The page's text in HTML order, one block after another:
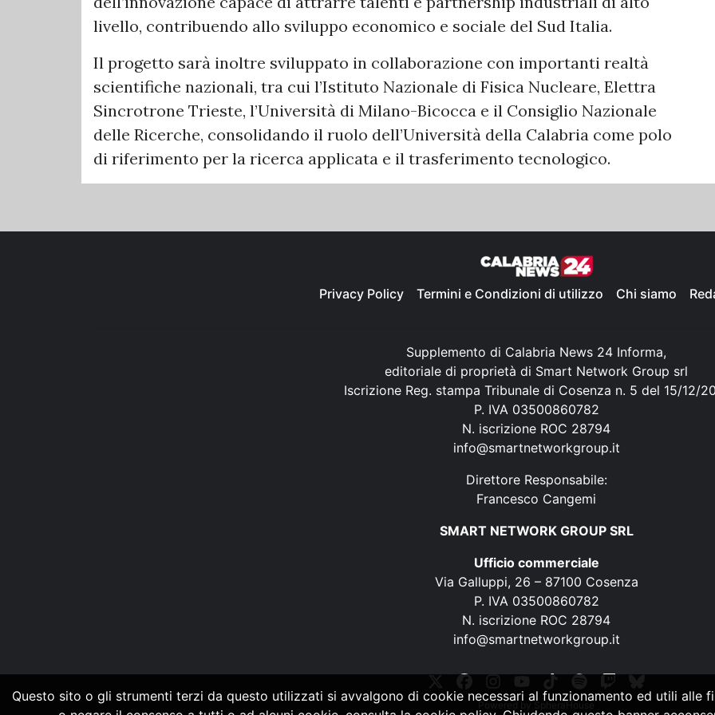
livello, contribuendo allo sviluppo economico e sociale del Sud Italia.
Il progetto sarà inoltre sviluppato in collaborazione con importanti realtà
scientifiche nazionali, tra cui l’Istituto Nazionale di Fisica Nucleare, Elettra
Sincrotrone Trieste, l’Università di Milano-Bicocca e il Consiglio Nazionale
delle Ricerche, consolidando il ruolo dell’Università della Calabria come polo
di riferimento per la ricerca applicata e il trasferimento tecnologico.
Privacy Policy Termini e Condizioni di utilizzo Chi siamo
Supplemento di Calabria News 24 Informa,
editoriale di proprietà di Smart Network Group srl
Iscrizione Reg. stampa Tribunale di Cosenza n. 5 del 15/12/
P. IVA 03500860782
N. iscrizione ROC 28794
info@smartnetworkgroup.it
Direttore Responsabile:
Francesco Cangemi
SMART NETWORK GROUP SRL
Ufficio commerciale
Via Galluppi, 26 – 87100 Cosenza
P. IVA 03500860782
N. iscrizione ROC 28794
info@smartnetworkgroup.it
Powered by SpheraHouse
Questo sito o gli strumenti terzi da questo utilizzati si avvalgono di cookie necessari al funzionamento ed utili alle